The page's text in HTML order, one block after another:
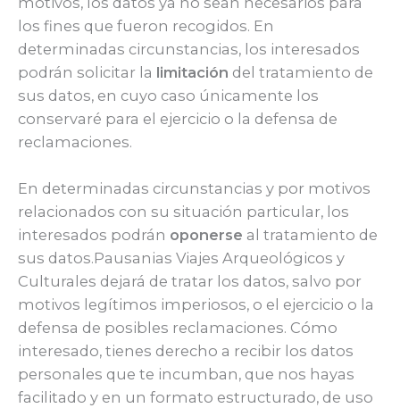
los fines que fueron recogidos. En
determinadas circunstancias, los interesados
podrán solicitar la limitación del tratamiento de
sus datos, en cuyo caso únicamente los
conservaré para el ejercicio o la defensa de
reclamaciones.
En determinadas circunstancias y por motivos
relacionados con su situación particular, los
interesados podrán oponerse al tratamiento de
sus datos.Pausanias Viajes Arqueológicos y
Culturales dejará de tratar los datos, salvo por
motivos legítimos imperiosos, o el ejercicio o la
defensa de posibles reclamaciones. Cómo
interesado, tienes derecho a recibir los datos
personales que te incumban, que nos hayas
facilitado y en un formato estructurado, de uso